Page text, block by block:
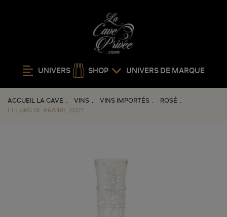
UNIVERS SHOP UNIVERS DE MARQUE
ACCUEIL LA CAVE VINS VINS IMPORTÉS
ROSÉ
FLEURS DE PRAIRIE 2021